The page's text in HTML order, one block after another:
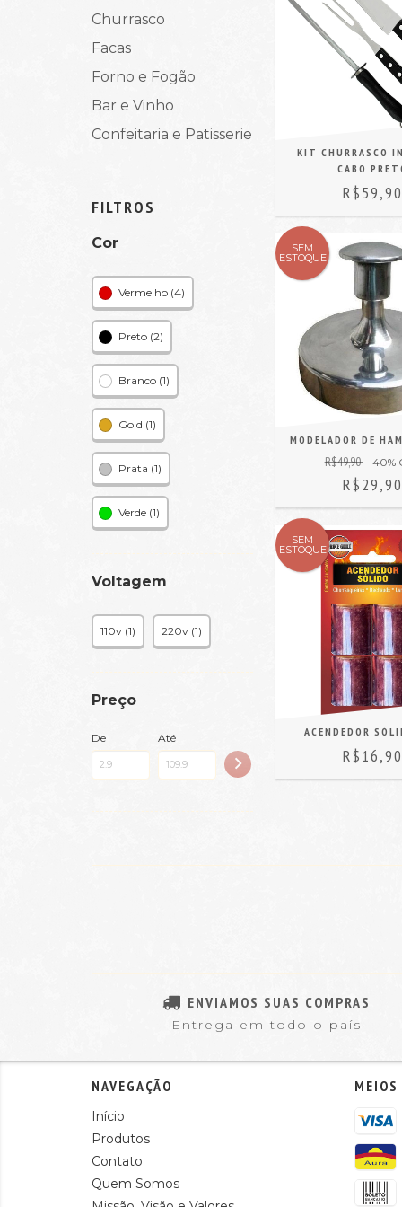
Churrasco
Facas
Forno e Fogão
Bar e Vinho
Confeitaria e Patisserie
FILTROS
Cor
Vermelho (4)
Preto (2)
Branco (1)
Gold (1)
Prata (1)
Verde (1)
Voltagem
110v (1) 220v (1)
Preço
De Até
KIT CHURRASCO
CABO
R$59,90
SEM
ESTOQUE
MODELADOR DE
R$49,90 40%
R$29,90
SEM
ESTOQUE
ACENDEDOR
R$16,90
ENVIAMOS SUAS COMPRAS
Entrega em todo o país
NAVEGAÇÃO
Início
Produtos
Contato
Quem Somos